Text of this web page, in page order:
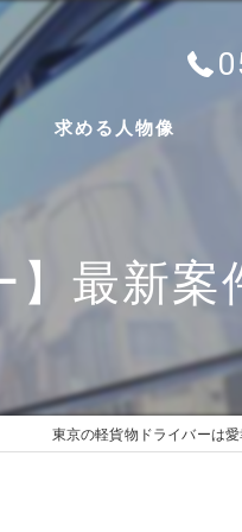
求める人物像
最新案
東京の軽貨物ドライバーは